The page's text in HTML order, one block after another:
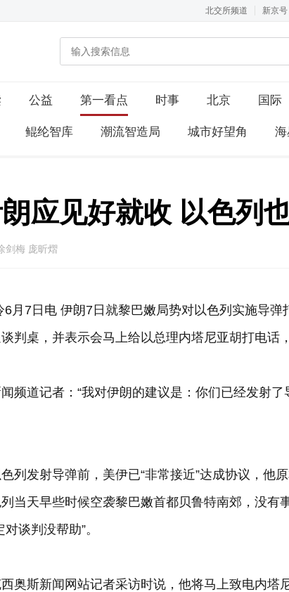
北交所频道 新京号
公益 第一看点 时事 北京 国际
鲲纶智库 潮流智造局 城市好望角
应见好就收 以色列
剑梅 庞昕熠
月7日电 伊朗7日就黎巴嫩局势对以色列实施导弹
判桌，并表示会马上给以总理内塔尼亚胡打电话
频道记者：“我对伊朗的建议是：你们已经发射了
列发射导弹前，美伊已“非常接近”达成协议，他
当天早些时候空袭黎巴嫩首都贝鲁特南郊，没有
谈判没帮助”。
奥斯新闻网站记者采访时说，他将马上致电内塔